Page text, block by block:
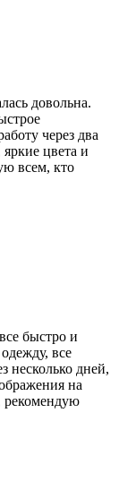
довольна.
через два
цвета и
всем, кто
быстро и
все
несколько дней,
на
рекомендую